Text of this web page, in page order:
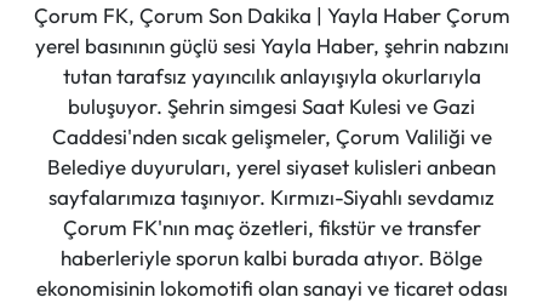
Çorum FK, Çorum Son Dakika | Yayla Haber Çorum
yerel basınının güçlü sesi Yayla Haber, şehrin nabzını
tutan tarafsız yayıncılık anlayışıyla okurlarıyla
buluşuyor. Şehrin simgesi Saat Kulesi ve Gazi
Caddesi'nden sıcak gelişmeler, Çorum Valiliği ve
Belediye duyuruları, yerel siyaset kulisleri anbean
sayfalarımıza taşınıyor. Kırmızı-Siyahlı sevdamız
Çorum FK'nın maç özetleri, fikstür ve transfer
haberleriyle sporun kalbi burada atıyor. Bölge
ekonomisinin lokomotifi olan sanayi ve ticaret odası